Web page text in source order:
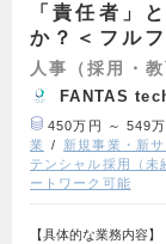
「責任者」
か？＜フル
人事（採用・教
FANTAS
450万円 ～ 549万
業
新規事業・新サ
テンシャル採用（未
ートワーク可能
【具体的な業務内容